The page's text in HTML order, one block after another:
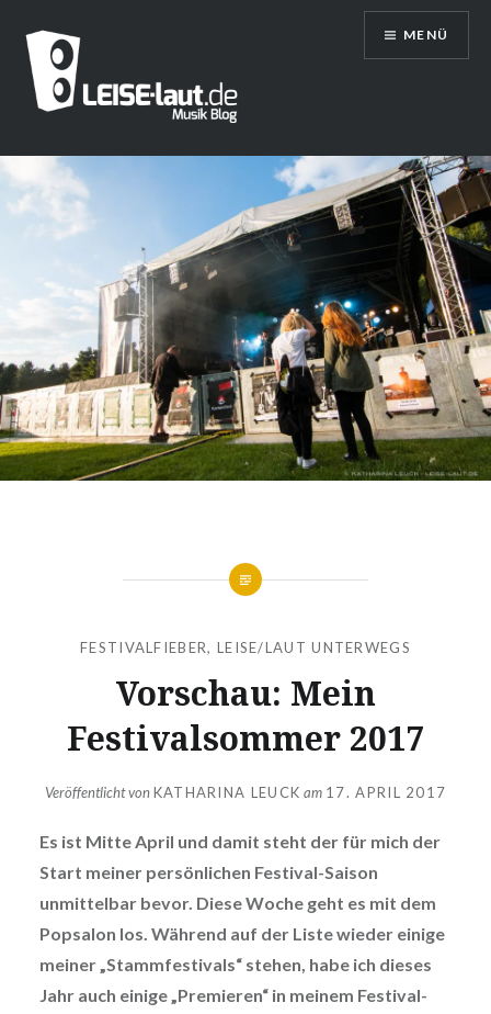
zum
Inhalt
LEISE/laut – Musik Blog
MENÜ
FESTIVALFIEBER, LEISE/LAUT UNTERWEGS
Vorschau: Mein
Festivalsommer 2017
Veröffentlicht vonKATHARINA LEUCK am 17. APRIL 2017
Es ist Mitte April und damit steht der für mich der
Start meiner persönlichen Festival-Saison
unmittelbar bevor. Diese Woche geht es mit dem
Popsalon los. Während auf der Liste wieder einige
meiner „Stammfestivals“ stehen, habe ich dieses
Jahr auch einige „Premieren“ in meinem Festival-